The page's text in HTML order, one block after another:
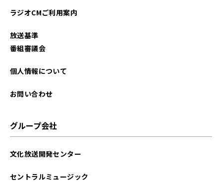
2025年07月
2025年04月
ラジオCMご利用案内
放送基準
番組審議会
個人情報について
お問い合わせ
グループ会社
文化放送開発センター
セントラルミュージック